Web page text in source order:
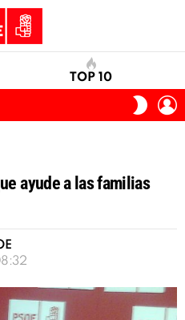
TOP 10
SKIN
ayude a las familias